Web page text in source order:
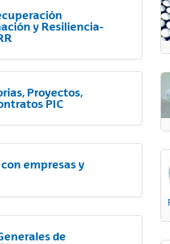
y Resiliencia-
Proyectos,
PIC
empresas y
de